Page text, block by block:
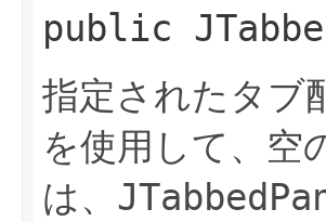
public
指定されたタブ
を使用して、空
は、